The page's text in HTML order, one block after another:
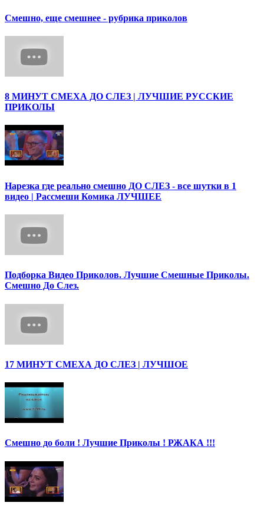
Смешно, еще смешнее - рубрика приколов
8 МИНУТ СМЕХА ДО СЛЕЗ | ЛУЧШИЕ РУССКИЕ
ПРИКОЛЫ
Нарезка где реально смешно ДО СЛЕЗ - все шутки в 1
видео | Рассмеши Комика ЛУЧШЕЕ
Подборка Видео Приколов. Лучшие Смешные Приколы.
Смешно До Слез.
17 МИНУТ СМЕХА ДО СЛЕЗ | ЛУЧШОЕ
Смешно до боли ! Лучшие Приколы ! РЖАКА !!!